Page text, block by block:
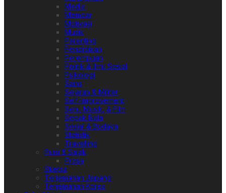
Media
Memoar
Motivasi
Musik
Parenting
Pendidikan
Perempuan
Politik & Ilmu Sosial
Psikologi
Sains
Sejarah & Militer
Self-improvement
Seni, Musik, & Film
Sepak Bola
Sosial & Budaya
Statistik
Travelling
Puisi & Sajak
Prosa
Sketsa
Terjemahan Jepang
Terjemahan Korea